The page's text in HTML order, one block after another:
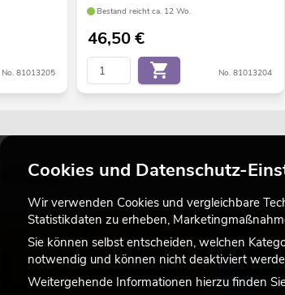
No. 81013205
Bestand reicht ca. 12 Wo.
46,50€
No. 81013204
Cookies und Datenschutz-
Wir verwenden Cookies und vergleichbare
Statistikdaten zu erheben,
Sie können selbst entscheiden, welchen
notwendig und können nicht deaktiviert
Weitergehende Informationen hierzu finden